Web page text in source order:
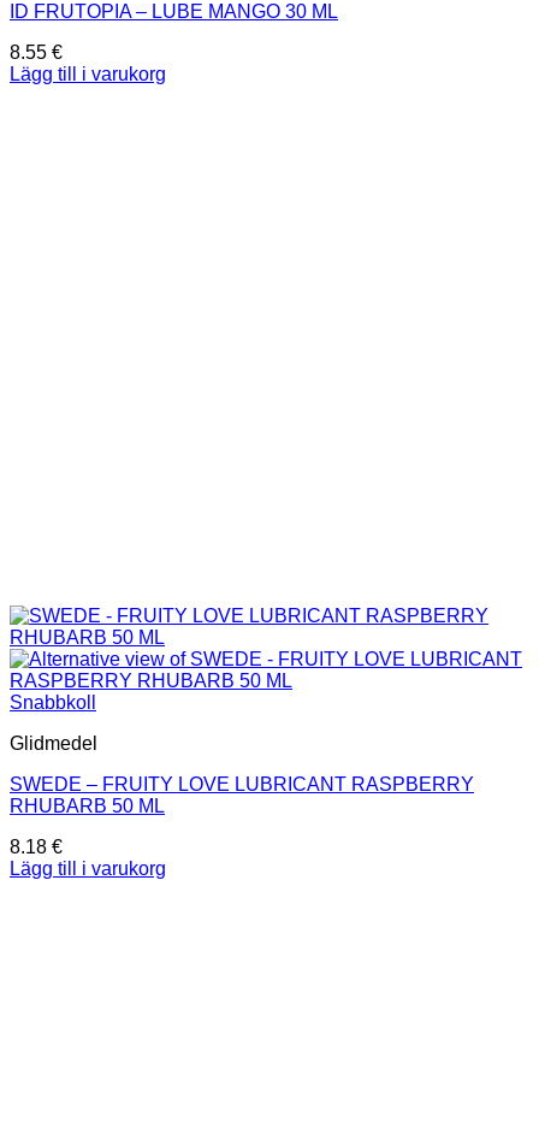
ID FRUTOPIA – LUBE MANGO 30 ML
8.55 €
Lägg till i varukorg
Snabbkoll
Glidmedel
SWEDE – FRUITY LOVE LUBRICANT RASPBERRY
RHUBARB 50 ML
8.18 €
Lägg till i varukorg